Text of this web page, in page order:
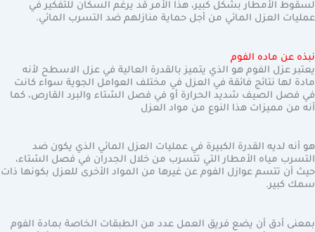
لسقوط الأمطار بشكل كبير، هذا الأمر قد يرغم السكان للتفكير في
عمليات العزل المائي من أجل حماية منازلهم ضد التسرب المائي.
نبذه عن ماده الفوم
يعتبر عزل الفوم هو الذي يتميز بالقدرة العالية في عزل الاسطح لأنه
مادة لها نتائج فائقة في العزل في مختلف العوامل الجوية سواء كانت
في فصل الصيف شديد الحرارة أو في فصل الشتاء والبرد القارص، كما
أنه من مميزات هذا النوع من مواد العزل
هو أنه لديه القدرة الكبيرة في عمليات العزل المائي الذي يكون ضد
التسرب مياه الأمطار التي تتسرب من خلال الجدران في فصل الشتاء،
حيث أن تتسم عوازل الفوم عن غيرها من المواد الأخرى للعزل بكونها ذات
سمك كبير.
بمعنى أدق أن يضع فريق العمل عدد من الطبقات الخاصة بمادة الفوم